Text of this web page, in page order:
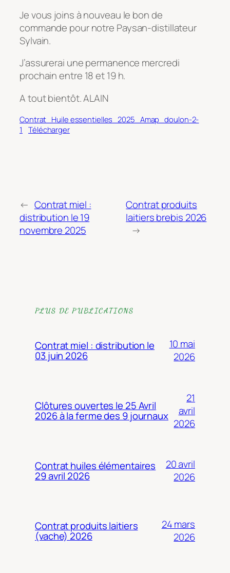
Je vous joins à nouveau le bon de
commande pour notre Paysan-distillateur
Sylvain.
J’assurerai une permanence mercredi
prochain entre 18 et 19 h.
A tout bientôt. ALAIN
Contrat_Huile essentielles_2025_Amap_doulon-2-
1
Télécharger
← Contrat miel :
distribution le 19
novembre 2025
Contrat produits
laitiers brebis 2026
→
PLUS DE PUBLICATIONS
Contrat miel : distribution le
03 juin 2026
10 mai
2026
Clôtures ouvertes le 25 Avril
2026 à la ferme des 9 journaux
21
avril
2026
Contrat huiles élémentaires
29 avril 2026
20 avril
2026
Contrat produits laitiers
(vache) 2026
24 mars
2026